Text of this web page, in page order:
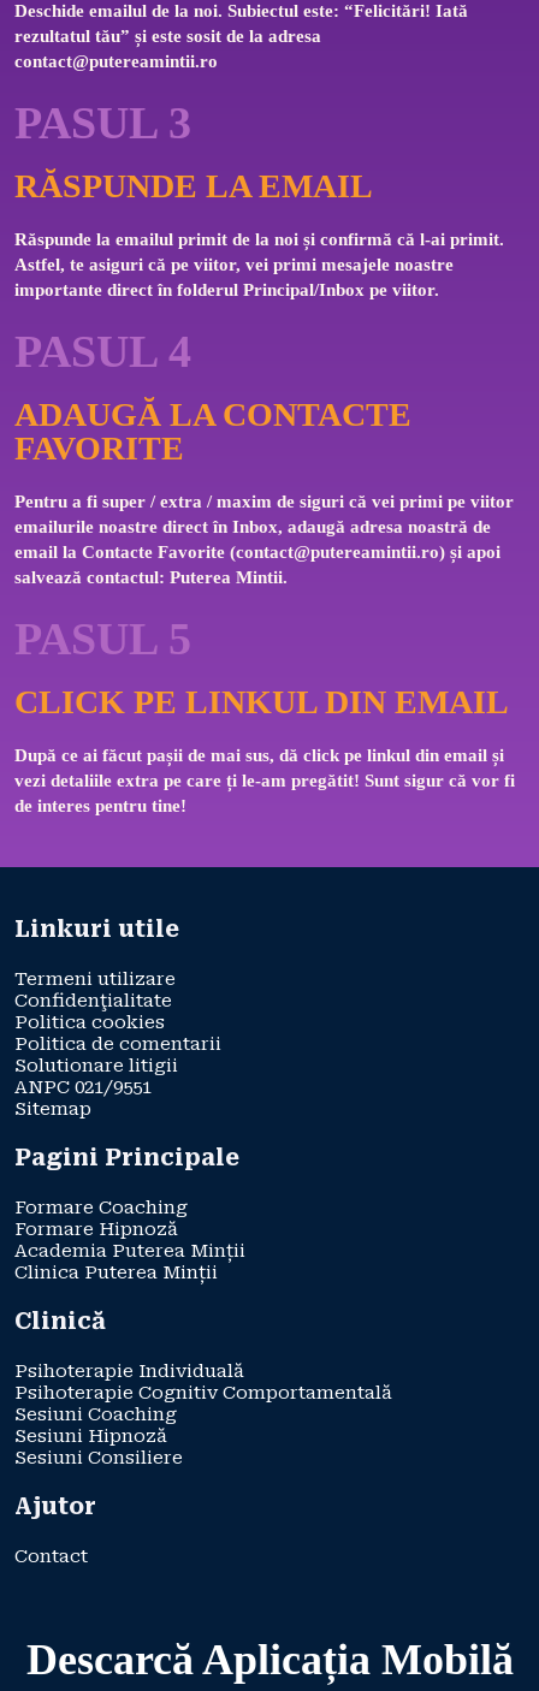
Deschide emailul de la noi. Subiectul este: “Felicitări! Iată
rezultatul tău” și este sosit de la adresa
contact@putereamintii.ro
PASUL 3
RĂSPUNDE LA EMAIL
Răspunde la emailul primit de la noi și confirmă că l-ai primit.
Astfel, te asiguri că pe viitor, vei primi mesajele noastre
importante direct în folderul Principal/Inbox pe viitor.
PASUL 4
ADAUGĂ LA CONTACTE
FAVORITE
Pentru a fi super / extra / maxim de siguri că vei primi pe viitor
emailurile noastre direct în Inbox, adaugă adresa noastră de
email la Contacte Favorite (contact@putereamintii.ro) și apoi
salvează contactul: Puterea Mintii.
PASUL 5
CLICK PE LINKUL DIN EMAIL
După ce ai făcut pașii de mai sus, dă click pe linkul din email și
vezi detaliile extra pe care ți le-am pregătit! Sunt sigur că vor fi
de interes pentru tine!
Linkuri utile
Termeni utilizare
Confidenţialitate
Politica cookies
Politica de comentarii
Solutionare litigii
ANPC 021/9551
Sitemap
Pagini Principale
Formare Coaching
Formare Hipnoză
Academia Puterea Minții
Clinica Puterea Minții
Clinică
Psihoterapie Individuală
Psihoterapie Cognitiv Comportamentală
Sesiuni Coaching
Sesiuni Hipnoză
Sesiuni Consiliere
Ajutor
Contact
Descarcă Aplicația Mobilă